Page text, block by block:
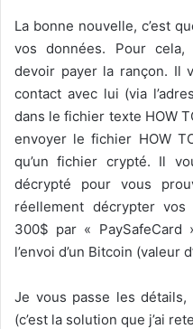
La bonne nouvelle, c’est
vos données. Pour cela,
devoir payer la rançon. Il
contact avec lui (via
dans le fichier texte HOW
envoyer le fichier HOW
qu’un fichier crypté. Il
décrypté pour vous
réellement décrypter
300$ par « PaySafeCard
l’envoi d’un Bitcoin (valeur
Je vous passe les
(c’est la solution que j’ai